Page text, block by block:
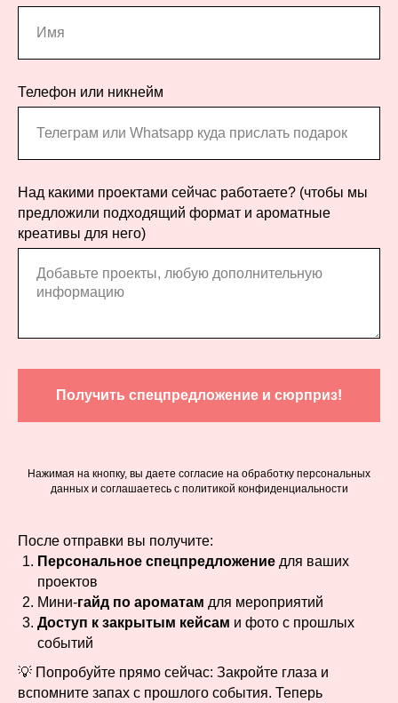
Телефон или никнейм
Над какими проектами сейчас работаете? (чтобы мы
предложили подходящий формат и ароматные
креативы для него)
Получить спецпредложение и сюрприз!
Нажимая на кнопку, вы даете согласие на обработку персональных
данных и соглашаетесь c политикой конфиденциальности
После отправки вы получите:
Персональное спецпредложение для ваших
проектов
Мини-гайд по ароматам для мероприятий
Доступ к закрытым кейсам и фото с прошлых
событий
💡 Попробуйте прямо сейчас: Закройте глаза и
вспомните запах с прошлого события. Теперь